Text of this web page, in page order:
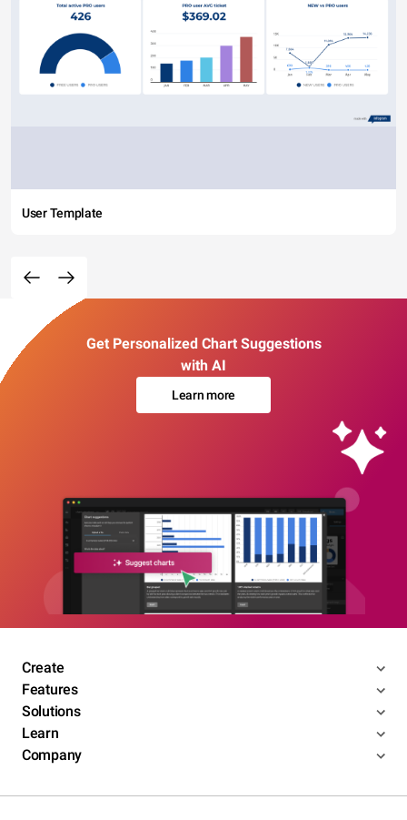
User Template
Get Personalized Chart Suggestions
with AI
Learn more
Create
Features
Solutions
Learn
Company